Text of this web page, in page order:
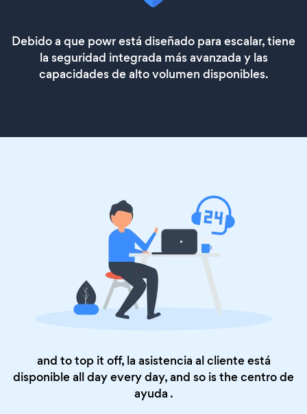
Debido a que powr está diseñado para escalar, tiene
la seguridad integrada más avanzada y las
capacidades de alto volumen disponibles.
and to top it off, la asistencia al cliente está
disponible all day every day, and so is thecentro de
ayuda .